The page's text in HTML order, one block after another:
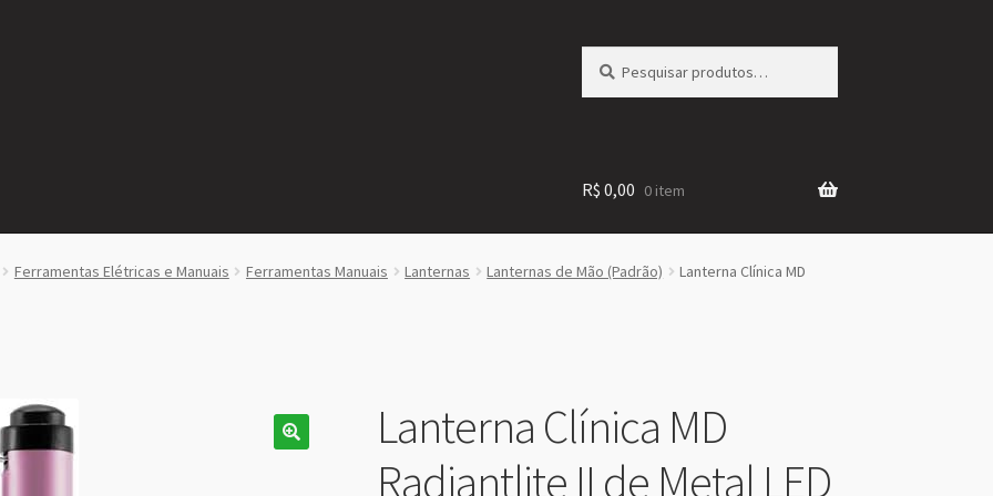
por:
R$ 0,00 0 item
Ferramentas Elétricas e Manuais Ferramentas Manuais Lanternas Lanternas de Mão (Padrão)
Lanterna Clínica MD
Lanterna Clínica MD
Radiantlite II de Metal LED